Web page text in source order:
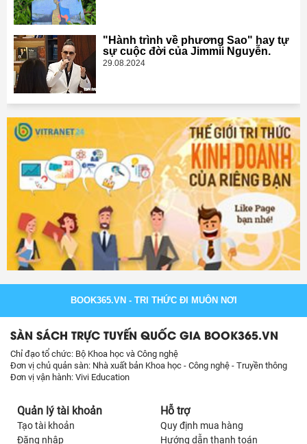
"Hành trình về phương Sao" hay tự
sự cuộc đời của Jimmii Nguyễn.
29.08.2024
BOOK365.VN - TRI THỨC ĐI MUÔN NƠI
SÀN SÁCH TRỰC TUYẾN QUỐC GIA BOOK365.VN
Chỉ đạo tổ chức: Bộ Khoa học và Công nghệ
Đơn vị chủ quản sàn: Nhà xuất bản Khoa học - Công nghệ - Truyền thông
Đơn vị vận hành: Vivi Education
Quản lý tài khoản
Tạo tài khoản
Đăng nhập
Hỗ trợ
Quy định mua hàng
Hướng dẫn thanh toán